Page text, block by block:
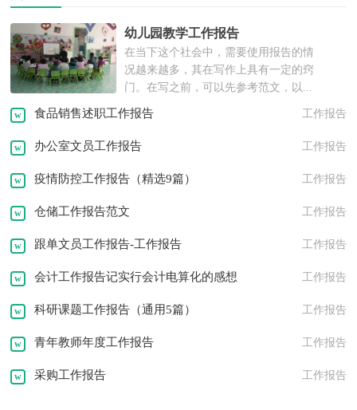
幼儿园教学工作报告
在当下这个社会中，需要使用报告的情
况越来越多，其在写作上具有一定的窍
门。在写之前，可以先参考范文，以...
食品销售述职工作报告 工作报告
办公室文员工作报告 工作报告
疫情防控工作报告（精选9篇） 工作报告
仓储工作报告范文 工作报告
跟单文员工作报告-工作报告 工作报告
会计工作报告记实行会计电算化的感想 工作报告
科研课题工作报告（通用5篇） 工作报告
青年教师年度工作报告 工作报告
采购工作报告 工作报告